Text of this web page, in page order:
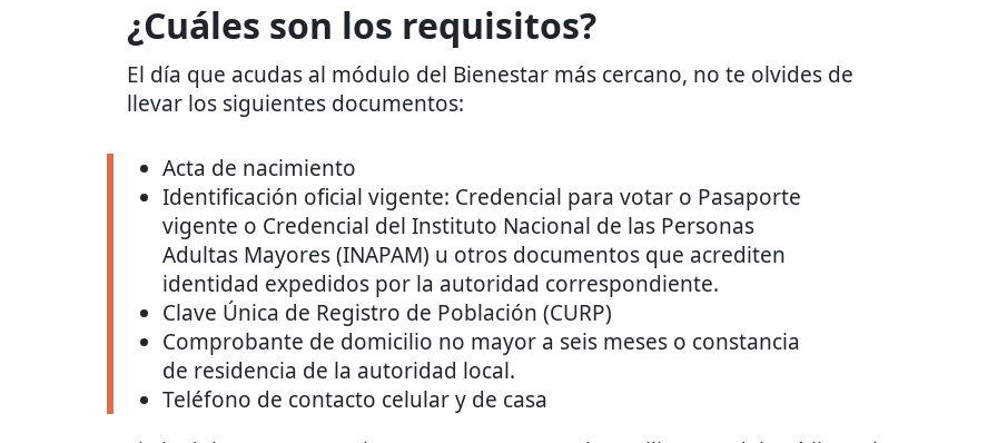
¿Cuáles son los requisitos?
El día que acudas al módulo del Bienestar más cercano, no te olvides de
llevar los siguientes documentos:
Acta de nacimiento
Identificación oficial vigente: Credencial para votar o Pasaporte
vigente o Credencial del Instituto Nacional de las Personas
Adultas Mayores (INAPAM) u otros documentos que acrediten
identidad expedidos por la autoridad correspondiente.
Clave Única de Registro de Población (CURP)
Comprobante de domicilio no mayor a seis meses o constancia
de residencia de la autoridad local.
Teléfono de contacto celular y de casa